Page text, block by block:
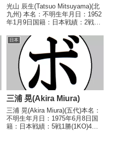
光山 辰生(Tatsuo Mitsuyama)(北
九州) 本名：不明生年月日：1952
年1月9日国籍：日本戦績：2戦1
し 【戦歴】1969/03/29 △4R判
定 (採点不明) 佐野 時雄(福岡中
央)1969/06...
日本
三浦 晃(Akira Miura)
三浦 晃(Akira Miura)(五代)本名：
不明生年月日：1975年6月8日国
籍：日本戦績：5戦1勝(1KO)4敗